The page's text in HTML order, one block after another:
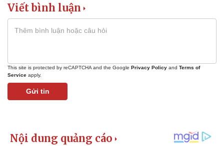
Viết bình luận
This site is protected by reCAPTCHA and the Google Privacy Policy and Terms of
Service apply.
Gửi tin